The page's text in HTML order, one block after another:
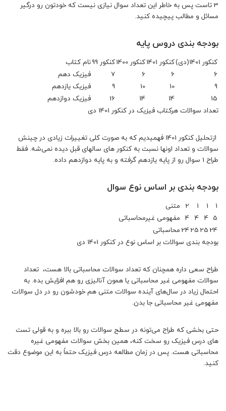
3 تاست پس به خاطر این تعداد سوال نیازی نیست که خودتون رو درگیر
مسائل و مطالب پیچیده کنید.
بودجه بندی دروس پایه
کنکور 1401(دی) کنکور 1401 کنکور 1400 کنکور 99
نام کتاب
6
6
6
7
فیزیک دهم
9
10
10
9
فیزیک یازدهم
15
14
14
16
فیزیک دوازدهم
تعداد سوالات هرکتاب فیزیک در کنکور 1401 دی
ازتحلیل کنکور 1401 فهمیدیم که به صورت کلی تغییرات زیادی در چینش
سوالات و تعداد اونها نسبت به کنکور های سالهای قبل دیده نمی‌شه. فقط
طراح 1 سوال رو از پایه یازدهم گرفته و به پایه دوازدهم داده.
بودجه بندی بر اساس نوع سوال
1
1
1
2
متنی
5
4
4
4 مفهومی غیرمحاسباتی
24
25
25
24 محاسباتی
بودجه بندی سوالات بر اساس نوع در کنکور 1401 دی
طراح سعی داره همچنان که تعداد سوالات محاسباتی بالا هست، تعداد
سوالات مفهومی غیر محاسباتی یا همون آنالیزی رو هم افزایش بده. به
احتمال زیاد در سال‌های آینده سوالات متنی هم خودشون رو در دل سوالات
مفهومی غیر محاسباتی جا بدن.
حتی بخشی که طراح می‌تونه در سطح سوالات رو بالا ببره و به قولی تست
های درس فیزیک رو سخت کنه، همین بخش سوالات مفهومی غیره
محاسباتی هست. پس در زمان مطالعه درس فیزیک حتماً به این موضوع دقت
کنید.